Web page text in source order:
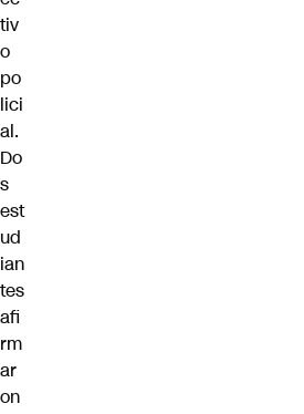
tiv
o
po
lici
al.
Do
s
est
ud
ian
tes
afi
rm
ar
on